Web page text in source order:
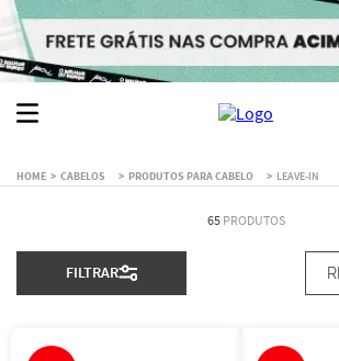
CABELOS PRODUTOS PARA CABELO LEAVE-IN
65 PRODUTOS
FILTRAR